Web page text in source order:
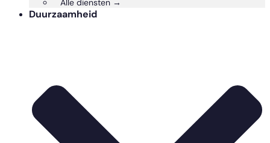
Alle diensten →
Duurzaamheid